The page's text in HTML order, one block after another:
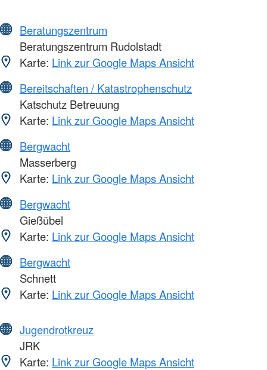
Beratungszentrum
Beratungszentrum Rudolstadt
Karte: Link zur Google Maps Ansicht
Bereitschaften / Katastrophenschutz
Katschutz Betreuung
Karte: Link zur Google Maps Ansicht
Bergwacht
Masserberg
Karte: Link zur Google Maps Ansicht
Bergwacht
Gießübel
Karte: Link zur Google Maps Ansicht
Bergwacht
Schnett
Karte: Link zur Google Maps Ansicht
Jugendrotkreuz
JRK
Karte: Link zur Google Maps Ansicht